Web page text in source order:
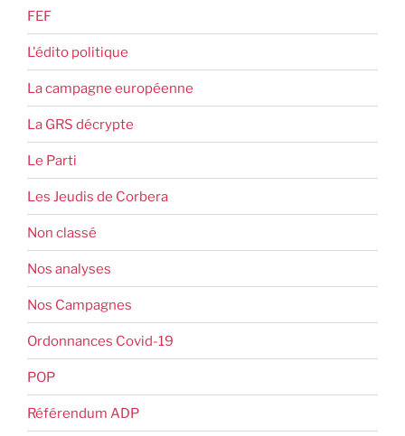
FEF
L'édito politique
La campagne européenne
La GRS décrypte
Le Parti
Les Jeudis de Corbera
Non classé
Nos analyses
Nos Campagnes
Ordonnances Covid-19
POP
Référendum ADP